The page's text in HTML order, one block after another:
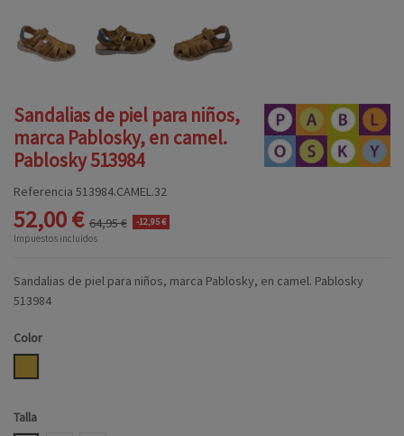
Sandalias de piel para niños,
marca Pablosky, en camel.
Pablosky 513984
Referencia 513984.CAMEL.32
52,00 € 64,95 € -12,95 €
Impuestos incluidos
Sandalias de piel para niños, marca Pablosky, en camel. Pablosky
513984
Color
Talla